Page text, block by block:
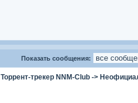
Показать сообщения:
Торрент-трекер NNM-Club ->